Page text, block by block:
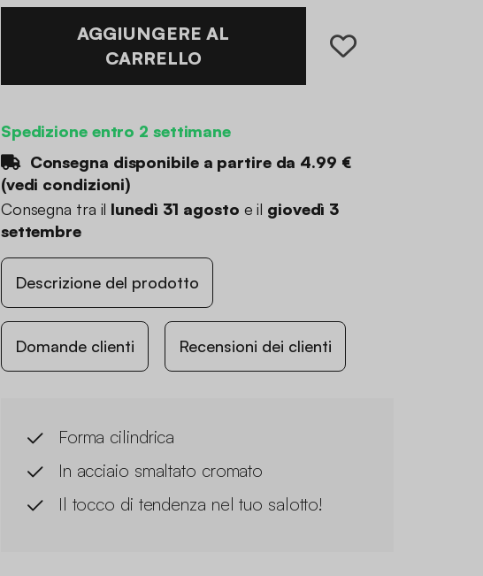
AGGIUNGERE AL
CARRELLO
Spedizione entro 2 settimane
Consegna disponibile a partire da 4.99 €
(vedi condizioni)
Consegna tra il lunedì 31 agosto e il giovedì 3
settembre
Descrizione del prodotto
Domande clienti Recensioni dei clienti
Forma cilindrica
In acciaio smaltato cromato
Il tocco di tendenza nel tuo salotto!